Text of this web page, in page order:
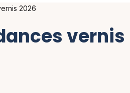
2026
vernis